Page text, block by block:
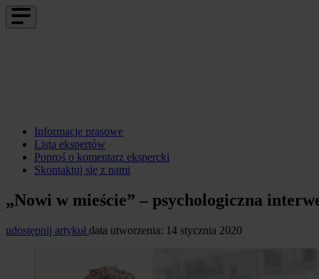
Informacje prasowe
Lista ekspertów
Poproś o komentarz ekspercki
Skontaktuj się z nami
„Nowi w mieście” – psychologiczna
udostępnij artykuł data utworzenia: 14 stycznia 2020